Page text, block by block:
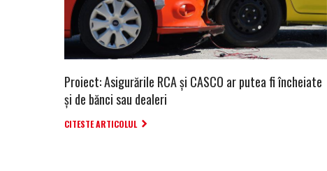
Proiect: Asigurările RCA și CASCO ar putea fi încheiate
și de bănci sau dealeri
CITESTE ARTICOLUL